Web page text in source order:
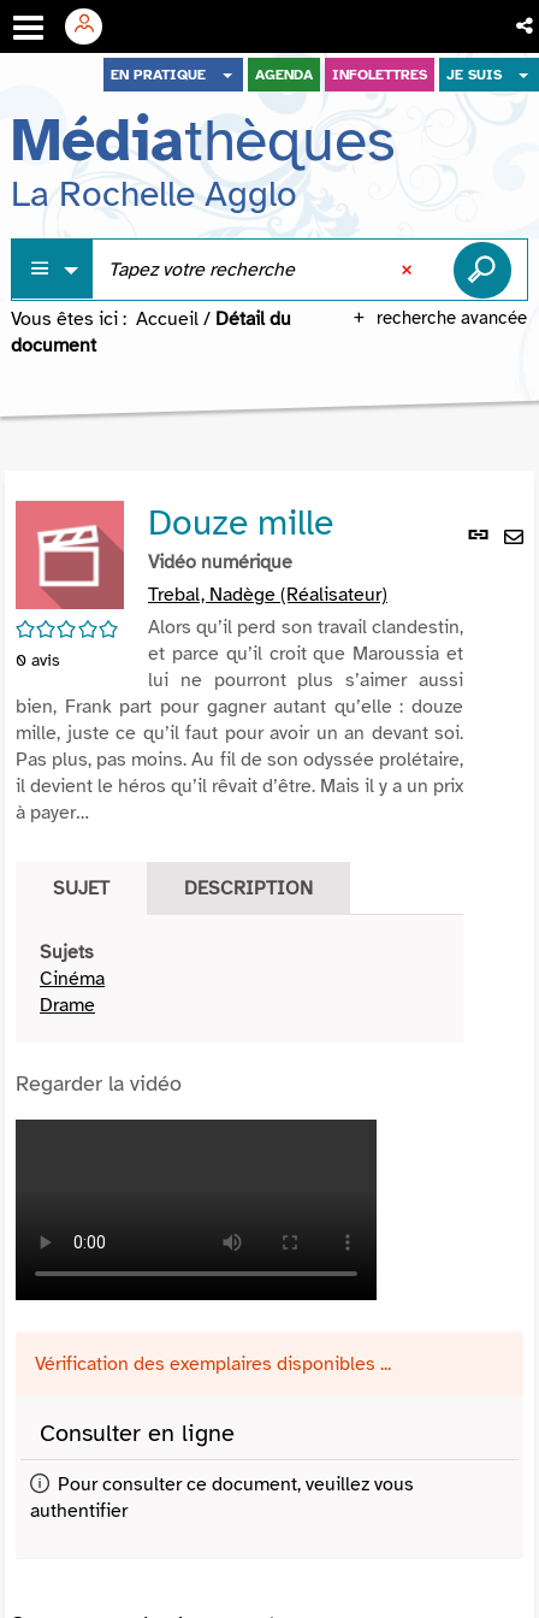
menu
contenu
recherche
EN PRATIQUE AGENDA INFOLETTRES JE SUIS
Médiathèques
La Rochelle Agglo
recherche avancée
Vous êtes ici : Accueil / Détail du
document
Lien
/5
0 avis
Douze mille
Vidéo numérique
Trebal, Nadège (Réalisateur)
Alors qu’il perd son travail clandestin,
et parce qu’il croit que Maroussia et
lui ne pourront plus s’aimer aussi
bien, Frank part pour gagner autant qu’elle : douze
mille, juste ce qu’il faut pour avoir un an devant soi.
Pas plus, pas moins. Au fil de son odyssée prolétaire,
il devient le héros qu’il rêvait d’être. Mais il y a un prix
à payer…
SUJET DESCRIPTION
Sujets
Cinéma
Drame
Regarder la vidéo
Vérification des exemplaires disponibles ...
Consulter en ligne
Pour consulter ce document, veuillez vous
authentifier